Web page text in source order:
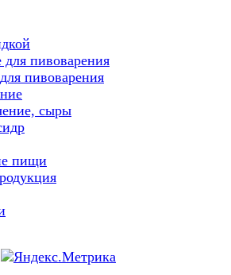
пивоварения
пивоварения
сыры
пищи